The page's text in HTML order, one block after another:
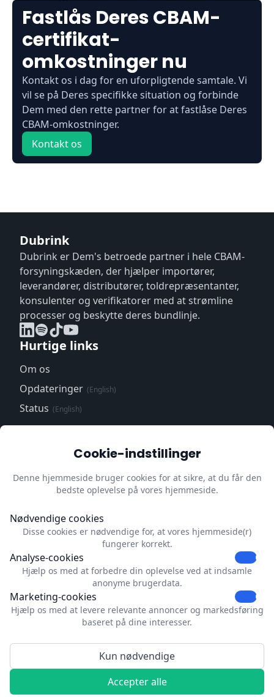
Fastlås Deres CBAM-
certifikat-
omkostninger nu
Kontakt os i dag for en uforpligtende samtale. Vi
vil se på Deres specifikke situation og forbinde
Dem med den rette partner for at fastlåse Deres
CBAM-omkostninger.
Kontakt os
Dubrink
Dubrink er Dem's betroede partner i hele CBAM-
forsyningskæden, der hjælper importører,
leverandører, distributører, toldrepræsentanter,
konsulenter og verifikatorer med at strømline
processer og beskytte deres bundlinje.
Hurtige links
Om os
Opdateringer (English)
Status (English)
Trust Center(English)
Privatlivspolitik(English)
Impressum(English)
Opdatér cookiepræferencer
Kontakt
Dubrink
Strevelsweg 700-303
3083AS Rotterdam
Netherlands
© 2026 Dubrink™. Alle rettigheder forbeholdes.
Cookie-indstillinger
Denne hjemmeside bruger cookies for at sikre, at du får den
bedste oplevelse på vores hjemmeside.
Nødvendige cookies
Disse cookies er nødvendige for, at vores hjemmeside(r)
fungerer korrekt.
Analyse-cookies
Hjælp os med at forbedre din oplevelse ved at indsamle
anonyme brugerdata.
Marketing-cookies
Hjælp os med at levere relevante annoncer og markedsføring
baseret på dine interesser.
Kun nødvendige
Accepter alle